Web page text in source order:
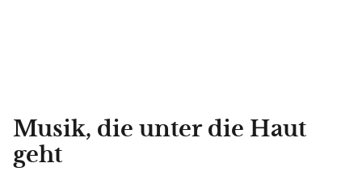
Musik, die unter die Haut
geht